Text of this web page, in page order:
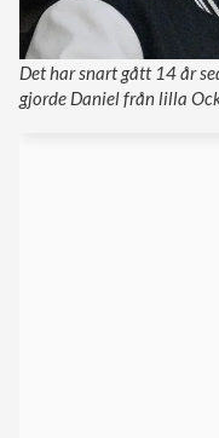
Det har snart gått 14 år
gjorde Daniel från lilla